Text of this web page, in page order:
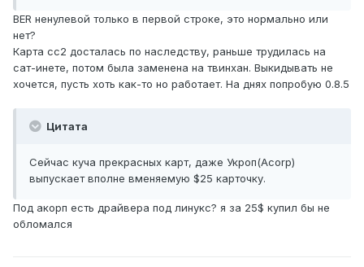
BER ненулевой только в первой строке, это нормально или
нет?
Карта сс2 досталась по наследству, раньше трудилась на
сат-инете, потом была заменена на твинхан. Выкидывать не
хочется, пусть хоть как-то но работает. На днях попробую 0.8.5
Цитата
Сейчас куча прекрасных карт, даже Укроп(Acorp)
выпускает вполне вменяемую $25 карточку.
Под акорп есть драйвера под линукс? я за 25$ купил бы не
обломался